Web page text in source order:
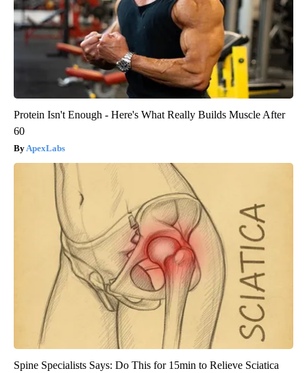
Protein Isn't Enough - Here's What Really Builds Muscle After
60
ApexLabs
Spine Specialists Says: Do This for 15min to Relieve Sciatica